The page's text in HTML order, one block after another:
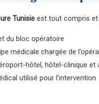
Tunisie est tout compris et
du bloc opératoire
médicale chargée de
hôtel, hôtel-clinique et
utilisé pour l’intervention